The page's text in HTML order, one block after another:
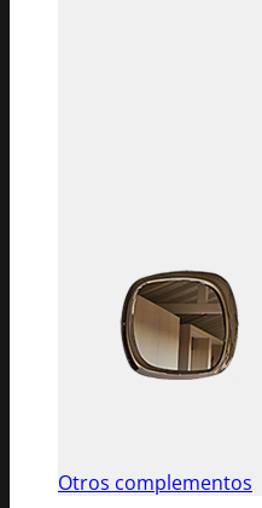
Otros complementos